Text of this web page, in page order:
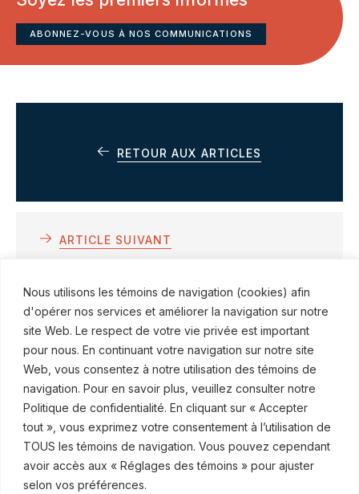
Nous utilisons les témoins de navigation (cookies) afin
d'opérer nos services et améliorer la navigation sur notre
site Web. Le respect de votre vie privée est important
pour nous. En continuant votre navigation sur notre site
Web, vous consentez à notre utilisation des témoins de
navigation. Pour en savoir plus, veuillez consulter notre
Politique de confidentialité. En cliquant sur « Accepter
tout », vous exprimez votre consentement à l’utilisation de
TOUS les témoins de navigation. Vous pouvez cependant
avoir accès aux « Réglages des témoins » pour ajuster
selon vos préférences.
ABONNEZ-VOUS À NOS COMMUNICATIONS
RETOUR AUX ARTICLES
ARTICLE SUIVANT
en droit du travail et de l'emploi
© ROBINSON SHEPPARD SHAPIRO S.E.N.C.R.L., 2015–2026
Abonnez-vous à nos communications